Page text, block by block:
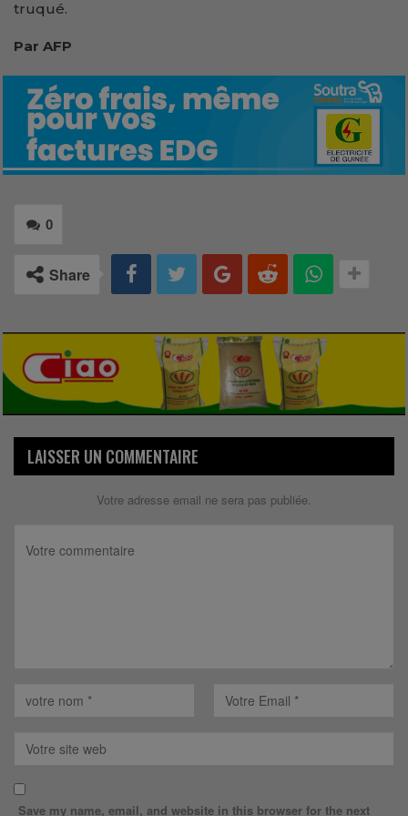
truqué.
Par AFP
0
Share
LAISSER UN COMMENTAIRE
Votre adresse email ne sera pas publiée.
Save my name, email, and website in this browser for the next